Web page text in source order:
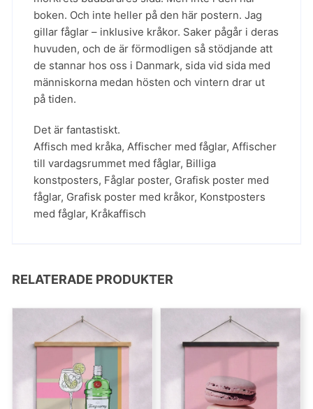
boken. Och inte heller på den här postern. Jag
gillar fåglar – inklusive kråkor. Saker pågår i deras
huvuden, och de är förmodligen så stödjande att
de stannar hos oss i Danmark, sida vid sida med
människorna medan hösten och vintern drar ut
på tiden.
Det är fantastiskt.
Affisch med kråka, Affischer med fåglar, Affischer
till vardagsrummet med fåglar, Billiga
konstposters, Fåglar poster, Grafisk poster med
fåglar, Grafisk poster med kråkor, Konstposters
med fåglar, Kråkaffisch
RELATERADE PRODUKTER